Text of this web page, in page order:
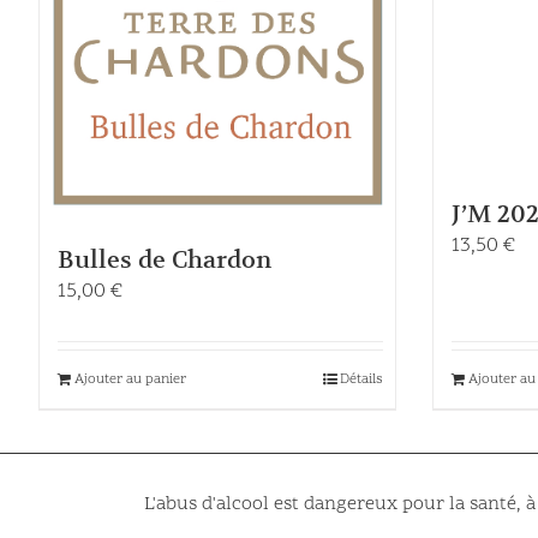
Bulles de Chardon
15,00 €
Ajouter au panier Détails
J’M
13,50 €
Ajouter
L'abus d'alcool est dangereux pour la santé,